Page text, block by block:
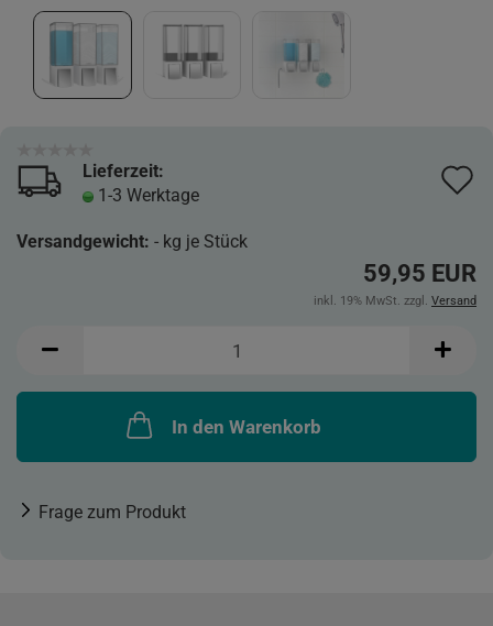
Lieferzeit:
1-3 Werktage
Versandgewicht: - kg je Stück
59,95 EUR
inkl. 19% MwSt. zzgl. Versand
In den Warenkorb
Frage zum Produkt